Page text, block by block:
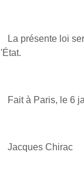
La présente loi
l'État.
Fait à Paris, le 6
Jacques Chirac